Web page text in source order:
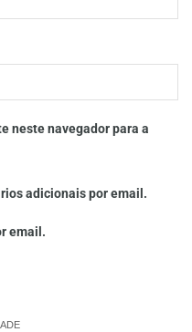
neste navegador para a
adicionais por email.
email.